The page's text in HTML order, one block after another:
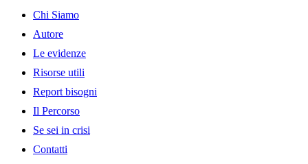
Chi Siamo
Autore
Le evidenze
Risorse utili
Report bisogni
Il Percorso
Se sei in crisi
Contatti